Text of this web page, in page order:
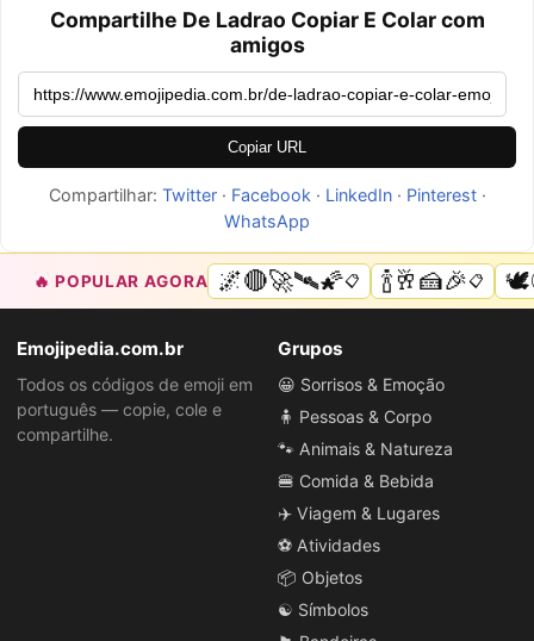
Compartilhe De Ladrao Copiar E Colar com
amigos
Copiar URL
Compartilhar: Twitter· Facebook · LinkedIn· Pinterest·
WhatsApp
🔥 POPULAR AGORA 🌌🔴🚀🛰🌠📋 🍾🥂🍰🎉📋
Emojipedia.com.br
Todos os códigos de emoji em
português — copie, cole e
compartilhe.
Grupos
😀 Sorrisos & Emoção
🧍 Pessoas & Corpo
🐾 Animais & Natureza
🍔 Comida & Bebida
✈️ Viagem & Lugares
⚽ Atividades
📦 Objetos
☯️ Símbolos